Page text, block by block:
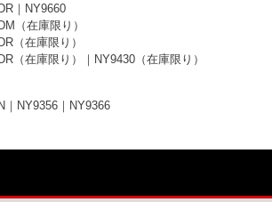
NY9660
（在庫限り）
（在庫限り）
（在庫限り）
NY9430（在庫限り）
NY9356 NY9366